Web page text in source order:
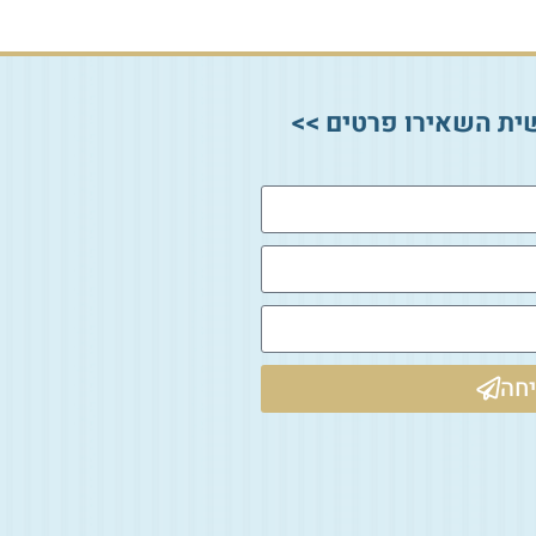
השאירו פרטים >>